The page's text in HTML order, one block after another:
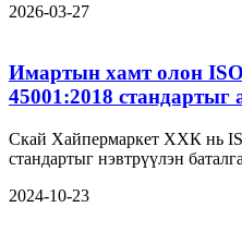
2026-03-27
Имартын хамт олон
45001:2018 стандартыг
Скай Хайпермаркет ХХК нь
стандартыг нэвтрүүлэн
2024-10-23